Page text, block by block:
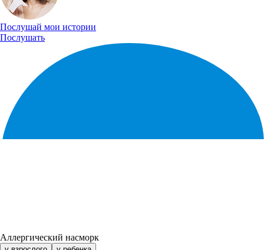
Послушай мои истории
Послушать
Аллергический насморк